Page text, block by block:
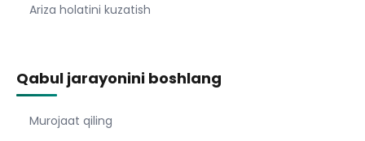
Ariza holatini kuzatish
Qabul jarayonini boshlang
Murojaat qiling